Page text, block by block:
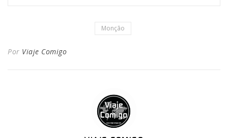
Monção
Por Viaje Comigo